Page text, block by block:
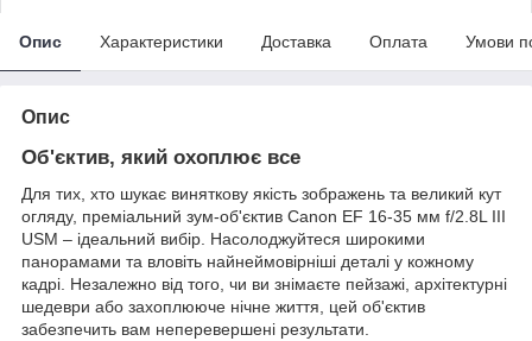
Опис Характеристики Доставка Оплата Умови
Опис
Об'єктив, який охоплює все
Для тих, хто шукає виняткову якість зображень та великий кут
огляду, преміальний зум-об'єктив Canon EF 16-35 мм f/2.8L III
USM – ідеальний вибір. Насолоджуйтеся широкими
панорамами та вловіть найнеймовірніші деталі у кожному
кадрі. Незалежно від того, чи ви знімаєте пейзажі, архітектурні
шедеври або захоплююче нічне життя, цей об'єктив
забезпечить вам неперевершені результати.